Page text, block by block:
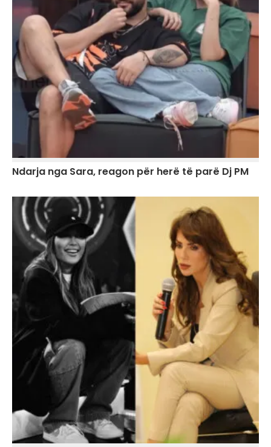
Ndarja nga Sara, reagon për herë të parë Dj PM